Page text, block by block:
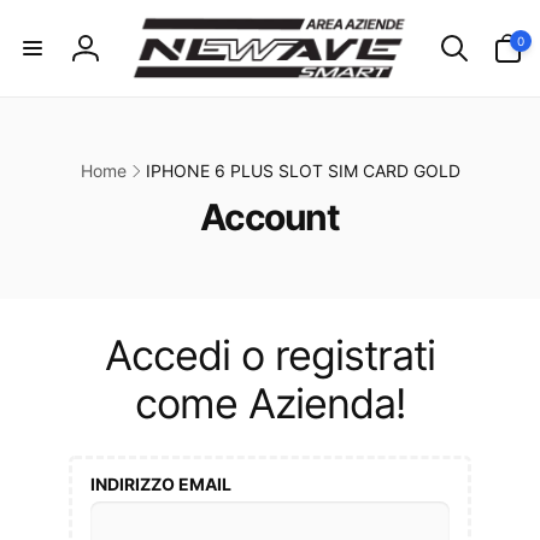
contenuti
Accedi
0
articoli
Home IPHONE 6 PLUS SLOT SIM CARD GOLD
C
l
e
z
i
Account
Accedi o registrati
come Azienda!
INDIRIZZO EMAIL